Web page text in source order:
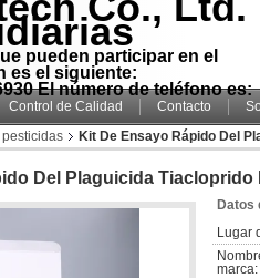
pueden participar en el
es el siguiente:
El número de teléfono es:
Control de Calidad Contacto
Kit De Ensayo Rápido Del
Del Plaguicida Tiacloprido
Datos
Lugar
marca: